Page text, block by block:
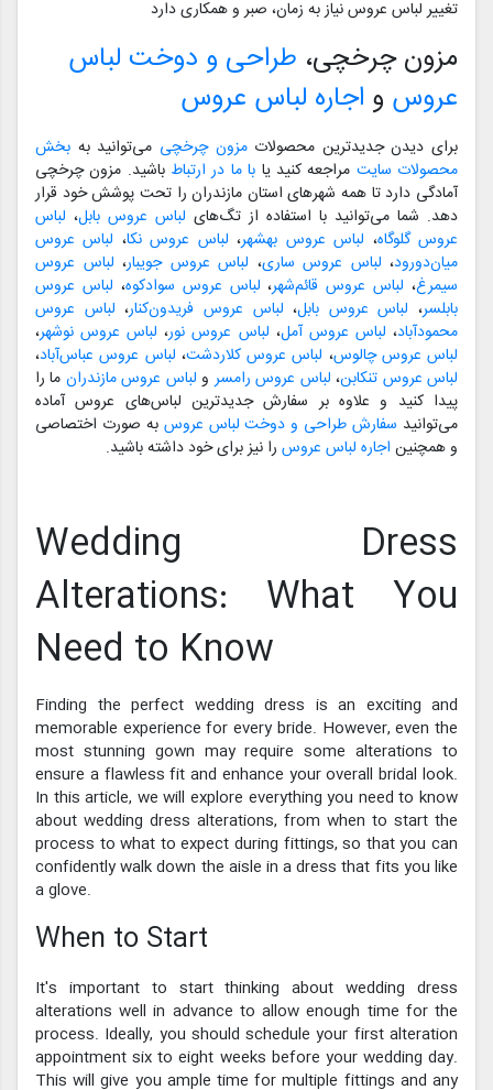
تغییر لباس عروس نیاز به زمان، صبر و همکاری دارد
مزون چرخچی، طراحی و دوخت لباس
عروس و اجاره لباس عروس
برای دیدن جدیدترین محصولاتمزون چرخچی می‌توانید به بخش
محصولات سایت مراجعه کنید یا با ما در ارتباط باشید. مزون چرخچی
آمادگی دارد تا همه شهرهای استان مازندران را تحت پوشش خود قرار
دهد. شما می‌توانید با استفاده از تگ‌های لباس عروس بابل، لباس
عروس گلوگاه، لباس عروس بهشهر، لباس عروس نکا، لباس عروس
میان‌دورود، لباس عروس ساری، لباس عروس جویبار، لباس عروس
سیمرغ، لباس عروس قائم‌شهر، لباس عروس سوادکوه، لباس عروس
بابلسر، لباس عروس بابل، لباس عروس فریدون‌کنار، لباس عروس
محمودآباد، لباس عروس آمل، لباس عروس نور، لباس عروس نوشهر،
لباس عروس چالوس، لباس عروس کلاردشت، لباس عروس عباس‌آباد،
لباس عروس تنکابن، لباس عروس رامسر و لباس عروس مازندران ما را
پیدا کنید و علاوه بر سفارش جدیدترین لباس‌های عروس آماده
می‌توانید سفارش طراحی و دوخت لباس عروس به صورت اختصاصی
و همچنین اجاره لباس عروس را نیز برای خود داشته باشید.
Wedding Dress
Alterations: What You
Need to Know
Finding the perfect wedding dress is an exciting and
memorable experience for every bride. However, even the
most stunning gown may require some alterations to
ensure a flawless fit and enhance your overall bridal look.
In this article, we will explore everything you need to know
about wedding dress alterations, from when to start the
process to what to expect during fittings, so that you can
confidently walk down the aisle in a dress that fits you like
a glove.
When to Start
It's important to start thinking about wedding dress
alterations well in advance to allow enough time for the
process. Ideally, you should schedule your first alteration
appointment six to eight weeks before your wedding day.
This will give you ample time for multiple fittings and any